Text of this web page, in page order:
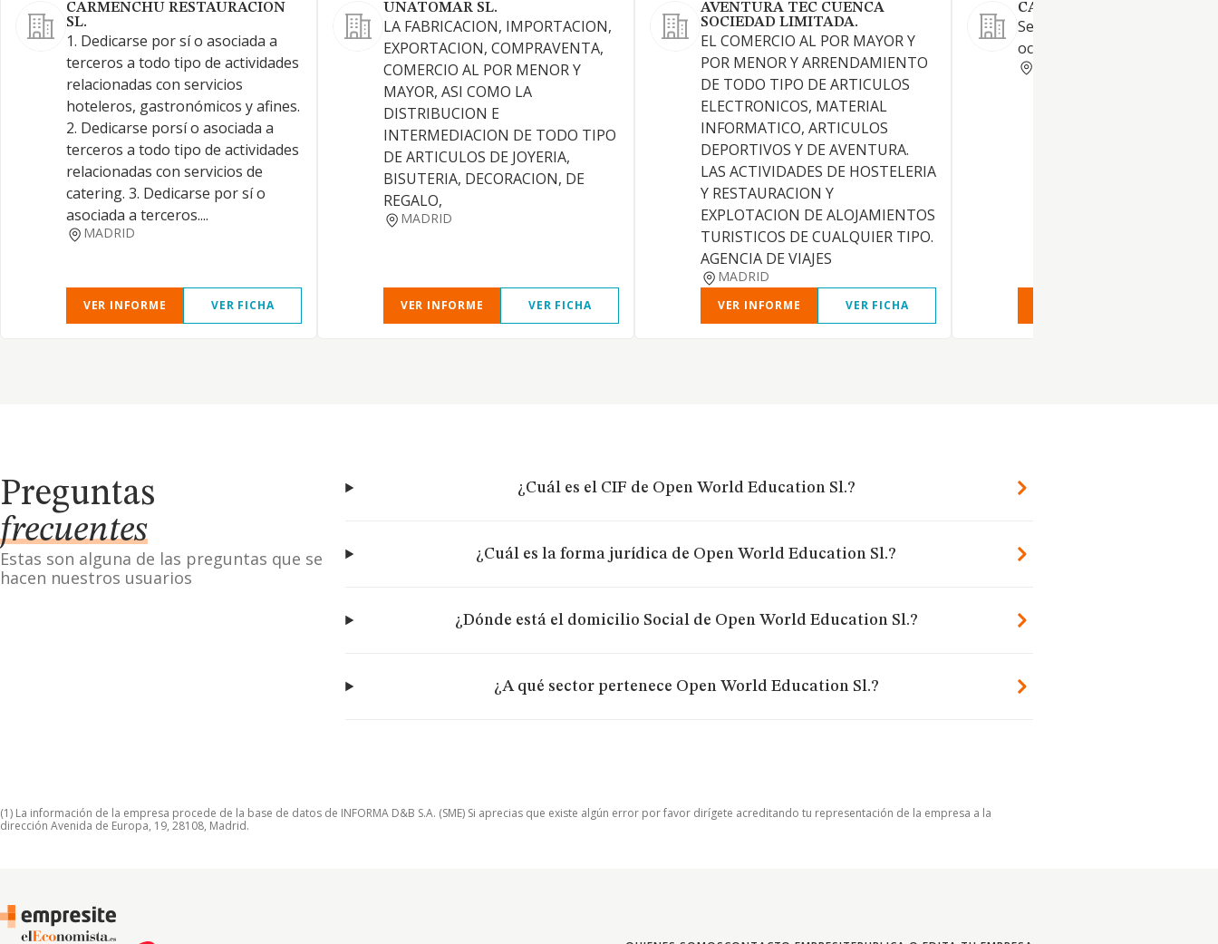
CARMENCHU RESTAURACION
SL.
1. Dedicarse por sí o asociada a
terceros a todo tipo de actividades
relacionadas con servicios
hoteleros, gastronómicos y afines.
2. Dedicarse porsí o asociada a
terceros a todo tipo de actividades
relacionadas con servicios de
catering. 3. Dedicarse por sí o
asociada a terceros....
MADRID
VER INFORME VER FICHA
UNATOMAR SL.
LA FABRICACION, IMPORTACION,
EXPORTACION, COMPRAVENTA,
COMERCIO AL POR MENOR Y
MAYOR, ASI COMO LA
DISTRIBUCION E
INTERMEDIACION DE TODO TIPO
DE ARTICULOS DE JOYERIA,
BISUTERIA, DECORACION, DE
REGALO,
MADRID
VER INFORME VER FICHA
AVENTURA TEC CUENCA
SOCIEDAD LIMITADA.
EL COMERCIO AL POR MAYOR Y
POR MENOR Y ARRENDAMIENTO
DE TODO TIPO DE ARTICULOS
ELECTRONICOS, MATERIAL
INFORMATICO, ARTICULOS
DEPORTIVOS Y DE AVENTURA.
LAS ACTIVIDADES DE HOSTELERIA
Y RESTAURACION Y
EXPLOTACION DE ALOJAMIENTOS
TURISTICOS DE CUALQUIER TIPO.
AGENCIA DE VIAJES
MADRID
VER INFORME VER FICHA
CAMPING MONTE
Servicio de camping y centro
ocio y culturismo
Preguntas
frecuentes
Estas son alguna de las preguntas que se
hacen nuestros usuarios
¿Cuál es el CIF de Open World Education Sl.?
¿Cuál es la forma jurídica de Open World Education Sl.?
¿Dónde está el domicilio Social de Open World Education Sl.?
¿A qué sector pertenece Open World Education Sl.?
(1) La información de la empresa procede de la base de datos de INFORMA D&B S.A. (SME) Si aprecias que existe algún error por favor dirígete acreditando tu representación de la empresa a la
dirección Avenida de Europa, 19, 28108, Madrid.